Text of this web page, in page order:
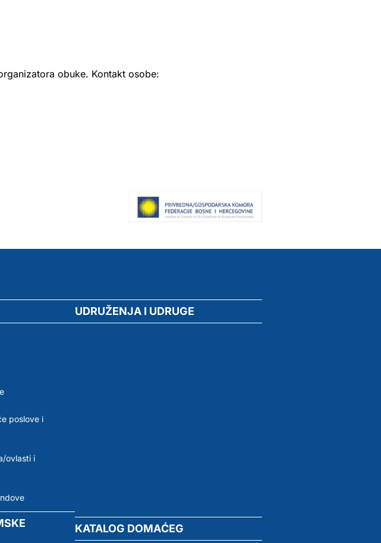
obuke. Kontakt osobe:
poslove i
ovlasti i
UDRUŽENJA I UDRUGE
KATALOG DOMAĆEG